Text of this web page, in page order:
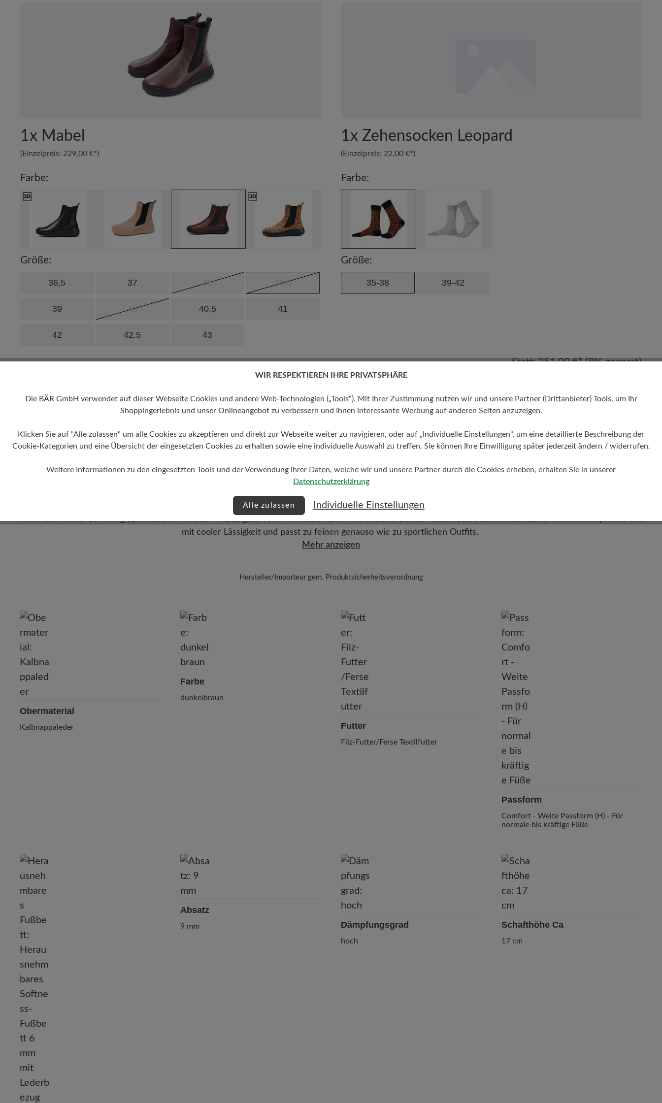
1x Mabel
(Einzelpreis: 229,00 €*)
Farbe:
Größe:
36,5 37 38 38.5
39 40 40,5 41
42 42.5 43
1x Zehensocken Leopard
(Einzelpreis: 22,00 €*)
Farbe:
Größe:
35-38 39-42
Statt:251,00 €*(8% gespart)
Preis für das Bundle:
Produktinformationen
Wenn der Winter so richtig Spaß machen soll, ist MABEL ganz vorne mit dabei. Denn die robuste Damen-Stiefelette ausweichem Lederverbindet stylishen Chic
mit cooler Lässigkeit und passt zu feinen genauso wie zu sportlichen Outfits.
Mehr anzeigen
Hersteller/Importeur gem. Produktsicherheitsverordnung
Pleidelsheimer Str. 15/1, 74321 Bietigheim-Bissingen, Deutschland
kundenbetreuung@baer-schuhe.de
Telefon: 0800 51 65 65 56 (gebührenfrei)
Obermaterial
Kalbnappaleder
Farbe
dunkelbraun
Futter
Filz-Futter/Ferse Textilfutter
Passform
Comfort - Weite Passform (H) - Für
normale bis kräftige Füße
Absatz
9 mm Dämpfungsgrad
hoch
Schafthöhe Ca
17 cm
WIR RESPEKTIEREN IHRE PRIVATSPHÄRE
Die BÄR GmbH verwendet auf dieser Webseite Cookies und andere Web-Technologien („Tools“). Mit Ihrer Zustimmung nutzen wir und unsere Partner (Drittanbieter) Tools, um Ihr
Shoppingerlebnis und unser Onlineangebot zu verbessern und Ihnen interessante Werbung auf anderen Seiten anzuzeigen.
Klicken Sie auf "Alle zulassen" um alle Cookies zu akzeptieren und direkt zur Webseite weiter zu navigieren, oder auf „Individuelle Einstellungen“, um eine detaillierte Beschreibung der
Cookie-Kategorien und eine Übersicht der eingesetzten Cookies zu erhalten sowie eine individuelle Auswahl zu treffen. Sie können Ihre Einwilligung später jederzeit ändern / widerrufen.
Weitere Informationen zu den eingesetzten Tools und der Verwendung Ihrer Daten, welche wir und unsere Partner durch die Cookies erheben, erhalten Sie in unserer
Datenschutzerklärung
Alle zulassen Individuelle Einstellungen